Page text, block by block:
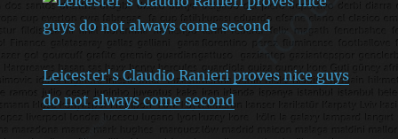
Leicester's Claudio Ranieri proves nice guys
do not always come second